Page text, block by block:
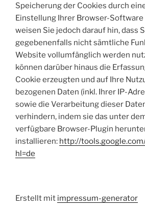
Speicherung der Cookies durch
Einstellung Ihrer Browser-
weisen Sie jedoch darauf hin, dass
gegebenenfalls nicht sämtliche
Website vollumfänglich werden
können darüber hinaus die
Cookie erzeugten und auf Ihre
bezogenen Daten (inkl. Ihrer IP-
sowie die Verarbeitung dieser
verhindern, indem sie das unter
verfügbare Browser-Plugin
installieren: http://
hl=de
Erstellt mit impressum-generator